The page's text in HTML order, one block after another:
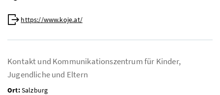
Web:
https://www.koje.at/
Kontakt und Kommunikationszentrum für Kinder,
Jugendliche und Eltern
Ort:Salzburg